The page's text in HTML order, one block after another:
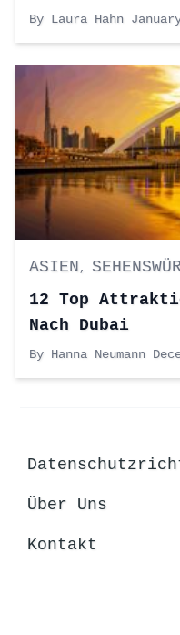
By Laura Hahn
ASIEN ,
12 Top
Nach Dubai
By Hanna Neumann
Über Uns
Kontakt